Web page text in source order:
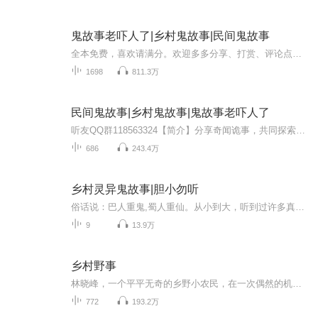
鬼故事老吓人了|乡村鬼故事|民间鬼故事
1698 811.3万
民间鬼故事|乡村鬼故事|鬼故事老吓人了
686 243.4万
乡村灵异鬼故事|胆小勿听
9 13.9万
乡村野事
772 193.2万